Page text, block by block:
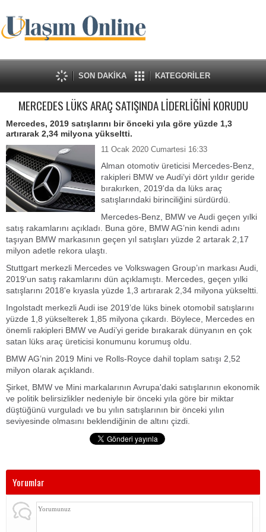
SON DAKİKA KATEGORİLER
MERCEDES LÜKS ARAÇ SATIŞINDA LİDERLİĞİNİ KORUDU
Mercedes, 2019 satışlarını bir önceki yıla göre yüzde 1,3
artırarak 2,34 milyona yükseltti.
11 Ocak 2020 Cumartesi 16:33
Alman otomotiv üreticisi Mercedes-Benz,
rakipleri BMW ve Audi’yi dört yıldır geride
bırakırken, 2019'da da lüks araç
satışlarındaki birinciliğini sürdürdü.
Mercedes-Benz, BMW ve Audi geçen yılki
satış rakamlarını açıkladı. Buna göre, BMW AG’nin kendi adını
taşıyan BMW markasının geçen yıl satışları yüzde 2 artarak 2,17
milyon adetle rekora ulaştı.
Stuttgart merkezli Mercedes ve Volkswagen Group’ın markası Audi,
2019'un satış rakamlarını dün açıklamıştı. Mercedes, geçen yılki
satışlarını 2018'e kıyasla yüzde 1,3 artırarak 2,34 milyona yükseltti.
Ingolstadt merkezli Audi ise 2019’de lüks binek otomobil satışlarını
yüzde 1,8 yükselterek 1,85 milyona çıkardı. Böylece, Mercedes en
önemli rakipleri BMW ve Audi’yi geride bırakarak dünyanın en çok
satan lüks araç üreticisi konumunu korumuş oldu.
BMW AG’nin 2019 Mini ve Rolls-Royce dahil toplam satışı 2,52
milyon olarak açıklandı.
Şirket, BMW ve Mini markalarının Avrupa'daki satışlarının ekonomik
ve politik belirsizlikler nedeniyle bir önceki yıla göre bir miktar
düştüğünü vurguladı ve bu yılın satışlarının bir önceki yılın
seviyesinde olmasını beklendiğinin de altını çizdi.
Yorumlar